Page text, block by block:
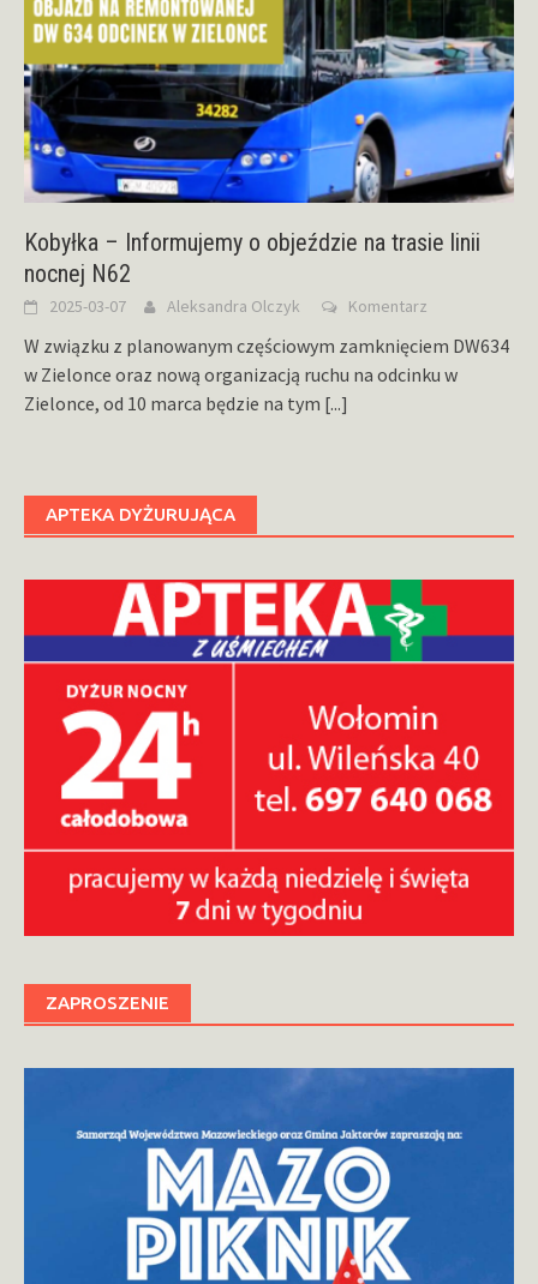
Kobyłka – Informujemy o objeździe na trasie linii
nocnej N62
2025-03-07 Aleksandra Olczyk Komentarz
W związku z planowanym częściowym zamknięciem DW634
w Zielonce oraz nową organizacją ruchu na odcinku w
Zielonce, od 10 marca będzie na tym [...]
APTEKA DYŻURUJĄCA
ZAPROSZENIE